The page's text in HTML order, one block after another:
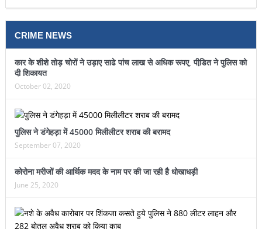
CRIME NEWS
कार के शीशे तोड़ चोरों ने उड़ाए साढे पांच लाख से अधिक रूपए, पीडि़त ने पुलिस को
दी शिकायत
October 02, 2020
पुलिस ने डंगेहड़ा में 45000 मिलीलीटर शराब की बरामद
September 07, 2020
कोरोना मरीजों की आर्थिक मदद के नाम पर की जा रही है धोखाधड़ी
June 25, 2020